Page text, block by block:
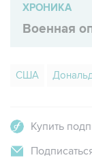
ХРОНИКА
Военная
США
Купить